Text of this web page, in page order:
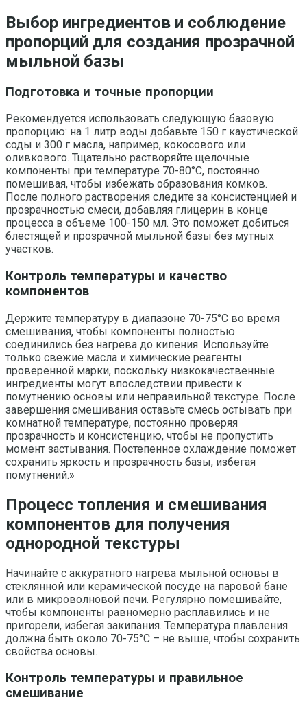
Выбор ингредиентов и соблюдение
пропорций для создания прозрачной
мыльной базы
Подготовка и точные пропорции
Рекомендуется использовать следующую базовую
пропорцию: на 1 литр воды добавьте 150 г каустической
соды и 300 г масла, например, кокосового или
оливкового. Тщательно растворяйте щелочные
компоненты при температуре 70-80°C, постоянно
помешивая, чтобы избежать образования комков.
После полного растворения следите за консистенцией и
прозрачностью смеси, добавляя глицерин в конце
процесса в объеме 100-150 мл. Это поможет добиться
блестящей и прозрачной мыльной базы без мутных
участков.
Контроль температуры и качество
компонентов
Держите температуру в диапазоне 70-75°C во время
смешивания, чтобы компоненты полностью
соединились без нагрева до кипения. Используйте
только свежие масла и химические реагенты
проверенной марки, поскольку низкокачественные
ингредиенты могут впоследствии привести к
помутнению основы или неправильной текстуре. После
завершения смешивания оставьте смесь остывать при
комнатной температуре, постоянно проверяя
прозрачность и консистенцию, чтобы не пропустить
момент застывания. Постепенное охлаждение поможет
сохранить яркость и прозрачность базы, избегая
помутнений.»
Процесс топления и смешивания
компонентов для получения
однородной текстуры
Начинайте с аккуратного нагрева мыльной основы в
стеклянной или керамической посуде на паровой бане
или в микроволновой печи. Регулярно помешивайте,
чтобы компоненты равномерно расплавились и не
пригорели, избегая закипания. Температура плавления
должна быть около 70-75°C – не выше, чтобы сохранить
свойства основы.
Контроль температуры и правильное
смешивание